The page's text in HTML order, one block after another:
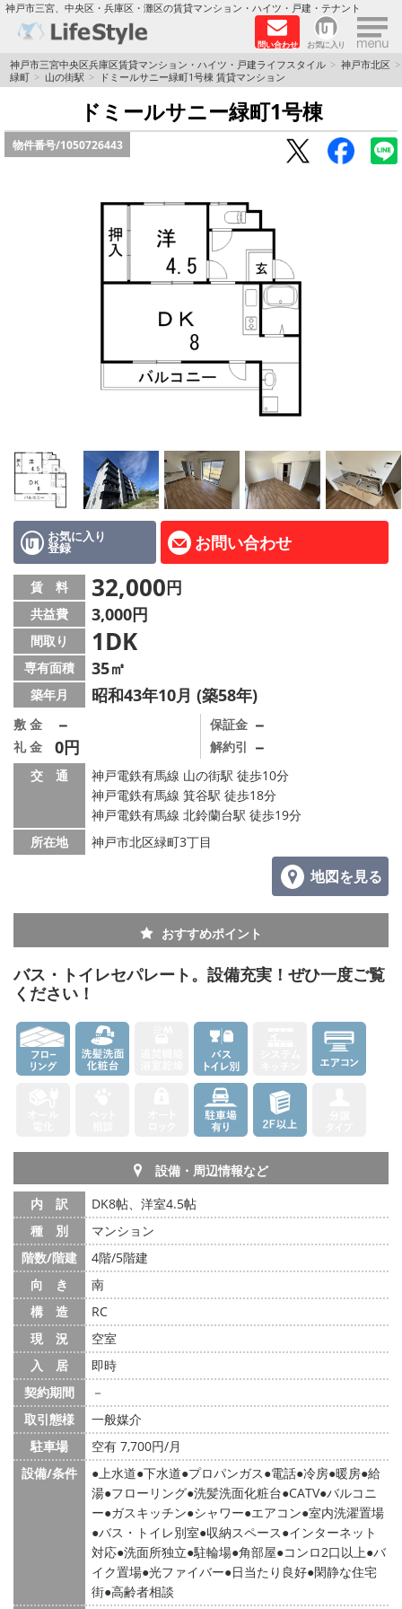
神戸市三宮、中央区・兵庫区・灘区の賃貸マンション・ハイツ・戸建・テナント
問い合わせ お気に入り ×
TOPページ
神戸の単身向けマンション特集
新築物件
ペット飼育可能
地域から探す
地図から探す
店舗情報·アクセス
会社概要
メールでお問い合わせ
神戸市三宮中央区兵庫区賃貸マンション・ハイツ・戸建ライフスタイル
神戸市北区
緑町
山の街駅 ドミールサニー緑町1号棟 賃貸マンション
ドミールサニー緑町1号棟
物件番号/1050726443
お気に入り
登録 お問い合わせ
賃 料 32,000円
共益費 3,000円
間取り 1DK
専有面積 35㎡
築年月 昭和43年10月 (築58年)
敷 金 －
礼 金 0円
保証金 －
解約引 －
交 通
神戸電鉄有馬線 山の街駅 徒歩10分
神戸電鉄有馬線 箕谷駅 徒歩18分
神戸電鉄有馬線 北鈴蘭台駅 徒歩19分
所在地
神戸市北区緑町3丁目
地図を見る
おすすめポイント
バス・トイレセパレート。設備充実！ぜひ一度ご覧
ください！
設備・周辺情報など
内 訳
DK8帖、洋室4.5帖
種 別
マンション
階数/階建
4階/5階建
向 き
南
構 造
RC
現 況
空室
入 居
即時
契約期間
－
取引態様
一般媒介
駐車場
空有 7,700円/月
設備/条件
上水道 下水道 プロパンガス 電話 冷房 暖房 給
湯 フローリング 洗髪洗面化粧台 CATV バルコニ
ー ガスキッチン シャワー エアコン 室内洗濯置場
バス・トイレ別室 収納スペース インターネット
対応 洗面所独立 駐輪場 角部屋 コンロ2口以上 バ
イク置場 光ファイバー 日当たり良好 閑静な住宅
街 高齢者相談